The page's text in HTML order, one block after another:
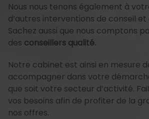
Nous nous tenons également à
d’autres interventions de conseil
Sachez aussi que nous comptons
des conseillers qualité.
Notre cabinet est ainsi en mesure
accompagner dans votre
que soit votre secteur d’activité.
vos besoins afin de profiter de la
nos offres.